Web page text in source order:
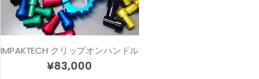
IMPAKTECH クリップオンハンドル
¥83,000